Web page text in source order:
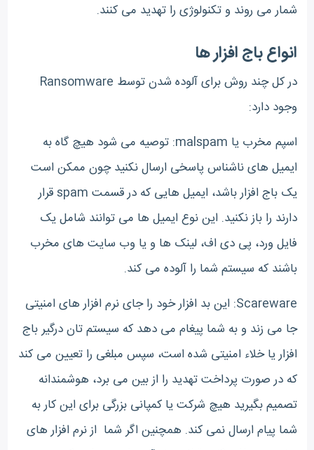
شمار می روند و تکنولوژی را تهدید می کنند.
انواع باج افزار ها
در کل چند روش برای آلوده شدن توسط Ransomware
وجود دارد:
اسپم مخرب یا malspam: توصیه می شود هیچ گاه به
ایمیل های ناشناس پاسخی ارسال نکنید چون ممکن است
یک باج افزار باشد، ایمیل هایی که در قسمت spam قرار
دارند را باز نکنید. این نوع ایمیل ها می توانند شامل یک
فایل ورد، پی دی اف، لینک ها و یا وب سایت های مخرب
باشند که سیستم شما را آلوده می کند.
Scareware: این بد افزار خود را جای نرم افزار های امنیتی
جا می زند و به شما پیغام می دهد که سیستم تان درگیر باج
افزار یا خلاء امنیتی شده است، سپس مبلغی را تعیین می کند
که در صورت پرداخت تهدید را از بین می برد، هوشمندانه
تصمیم بگیرید هیچ شرکت یا کمپانی بزرگی برای این کار به
شما پیام ارسال نمی کند. همچنین اگر شما از نرم افزار های